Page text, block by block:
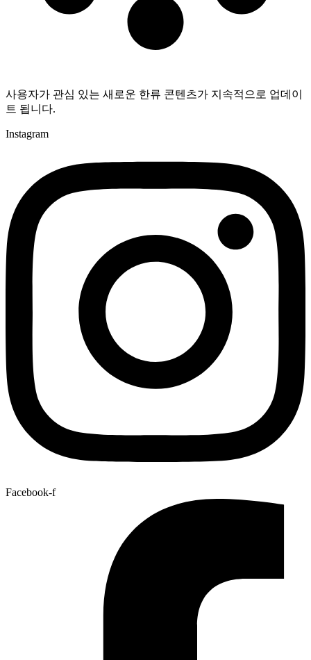
사용자가 관심 있는 새로운 한류 콘텐츠가 지속적으로 업데이
트 됩니다.
Instagram
Facebook-f